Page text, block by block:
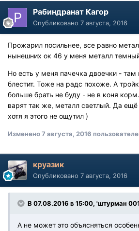
Рабиндранат Кагор
Опубликовано 7 августа, 2016
Прожарил посильнее, все равно
нынешних ок 46 у меня металл
Но есть у меня пачечка двоечки - там
блестит. Тоже на радс похоже. А
больше брать не буду - не в коня
варят так же, металл светлый. Да
хотя я этого не ощутил )
Изменено7 августа, 2016
круазик
Опубликовано 7 августа, 2016
В 07.08.2016 в 15:00, 'штурман
А не может это объясняться